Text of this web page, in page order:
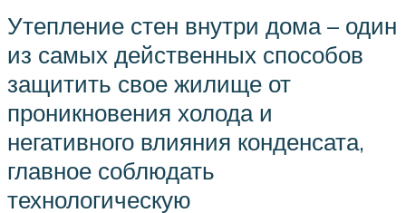
Утепление стен внутри дома – один
из самых действенных способов
защитить свое жилище от
проникновения холода и
негативного влияния конденсата,
главное соблюдать
технологическую